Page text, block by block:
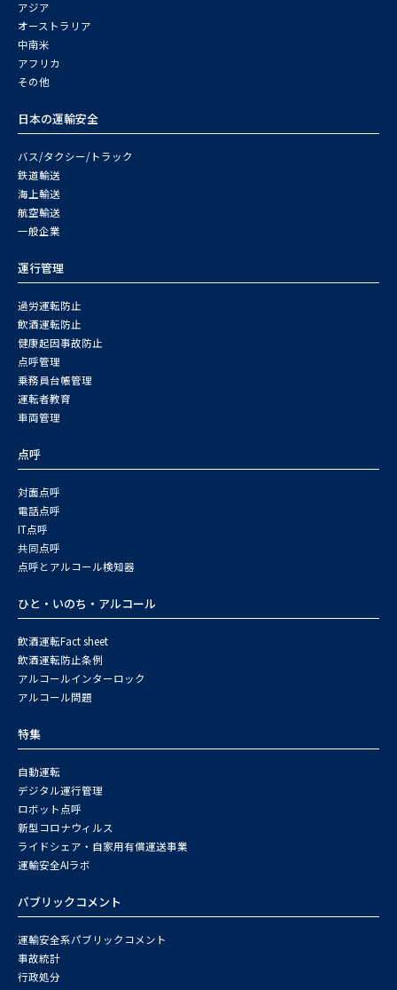
アジア
オーストラリア
中南米
アフリカ
その他
日本の運輸安全
バス/タクシー/トラック
鉄道輸送
海上輸送
航空輸送
一般企業
運行管理
過労運転防止
飲酒運転防止
健康起因事故防止
点呼管理
乗務員台帳管理
運転者教育
車両管理
点呼
対面点呼
電話点呼
IT点呼
共同点呼
点呼とアルコール検知器
ひと・いのち・アルコール
飲酒運転Fact sheet
飲酒運転防止条例
アルコールインターロック
アルコール問題
特集
自動運転
デジタル運行管理
ロボット点呼
新型コロナウィルス
ライドシェア・自家用有償運送事業
運輸安全AIラボ
パブリックコメント
運輸安全系パブリックコメント
事故統計
行政処分